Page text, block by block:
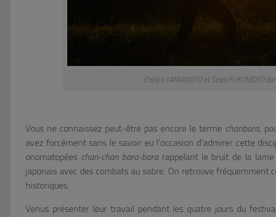
Chihiro YAMAMOTO et Seizo FUKUMOTO
Vous ne connaissez peut-être pas encore le terme chanbara,
avez forcément sans le savoir eu l’occasion d’admirer cette
onomatopées chan-chan bara-bararappelant le bruit de la
japonais avec des combats au sabre. On retrouve fréquemment
historiques.
Venus présenter leur travail pendant les quatre jours du